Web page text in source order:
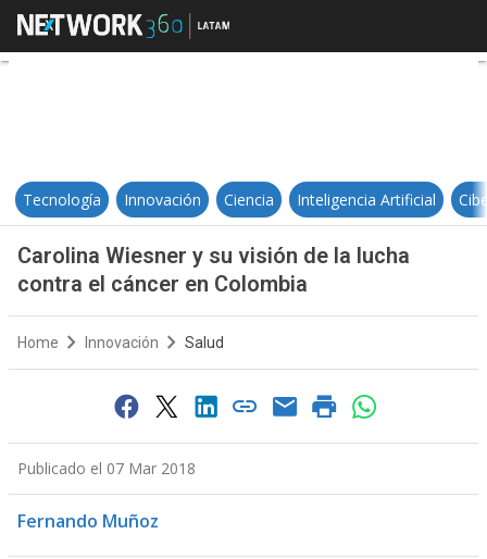
Carolina Wiesner y su visión de
Tecnología Innovación Ciencia Inteligencia Artificial
Carolina Wiesner y su visión de la lucha
contra el cáncer en Colombia
Home Innovación Salud
Publicado el 07 Mar 2018
Fernando Muñoz